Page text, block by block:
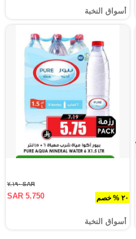
أسواق النخبة
٢٠ % خصم
SAR ٧.١٩٠
SAR 5.750
أسواق النخبة